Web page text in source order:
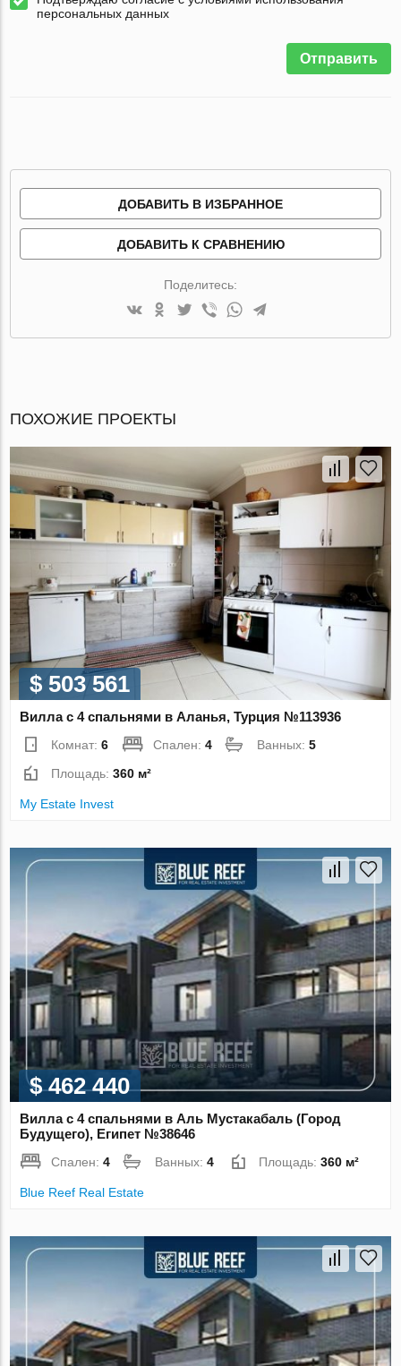
персональных данных
Отправить
ДОБАВИТЬ В ИЗБРАННОЕ
ДОБАВИТЬ К СРАВНЕНИЮ
Поделитесь:
ПОХОЖИЕ ПРОЕКТЫ
$ 503 561
Вилла с 4 спальнями в Аланья, Турция №113936
Комнат:6 Спален:4 Ванных:5
Площадь:360 м²
My Estate Invest
$ 462 440
Вилла с 4 спальнями в Аль Мустакабаль (Город
Будущего), Египет №38646
Спален:4 Ванных:4 Площадь:360 м²
Blue Reef Real Estate